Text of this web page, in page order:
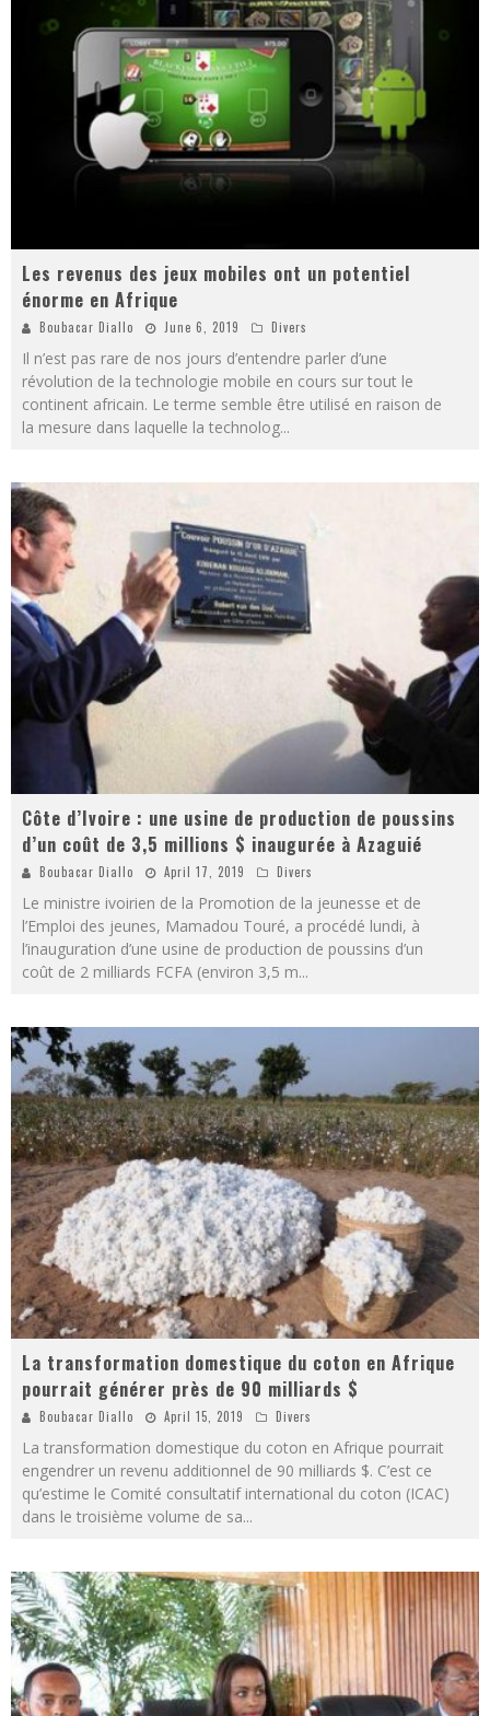
Les revenus des jeux mobiles ont un potentiel
énorme en Afrique
Boubacar Diallo June 6, 2019 Divers
Il n’est pas rare de nos jours d’entendre parler d’une
révolution de la technologie mobile en cours sur tout le
continent africain. Le terme semble être utilisé en raison de
la mesure dans laquelle la technolog...
Côte d’Ivoire : une usine de production de poussins
d’un coût de 3,5 millions $ inaugurée à Azaguié
Boubacar Diallo April 17, 2019 Divers
Le ministre ivoirien de la Promotion de la jeunesse et de
l’Emploi des jeunes, Mamadou Touré, a procédé lundi, à
l’inauguration d’une usine de production de poussins d’un
coût de 2 milliards FCFA (environ 3,5 m...
La transformation domestique du coton en Afrique
pourrait générer près de 90 milliards $
Boubacar Diallo April 15, 2019 Divers
La transformation domestique du coton en Afrique pourrait
engendrer un revenu additionnel de 90 milliards $. C’est ce
qu’estime le Comité consultatif international du coton (ICAC)
dans le troisième volume de sa...